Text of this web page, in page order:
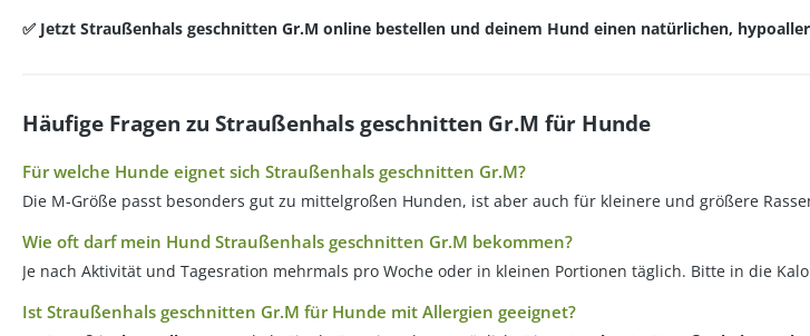
✅ Jetzt Straußenhals geschnitten Gr.M online bestellen und deinem Hund einen natürlichen,
Häufige Fragen zu Straußenhals geschnitten Gr.M für Hunde
Für welche Hunde eignet sich Straußenhals geschnitten Gr.M?
Die M-Größe passt besonders gut zu mittelgroßen Hunden, ist aber auch für kleinere und größere
Wie oft darf mein Hund Straußenhals geschnitten Gr.M bekommen?
Je nach Aktivität und Tagesration mehrmals pro Woche oder in kleinen Portionen täglich. Bitte in die
Ist Straußenhals geschnitten Gr.M für Hunde mit Allergien geeignet?